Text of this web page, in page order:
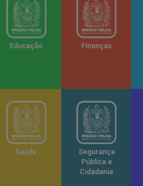
Educação Finanças
Saúde
Segurança
Pública e
Cidadania